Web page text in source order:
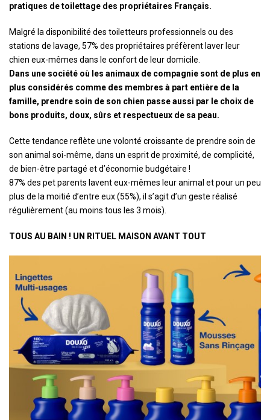
pratiques de toilettage des propriétaires Français.
Malgré la disponibilité des toiletteurs professionnels ou des
stations de lavage, 57% des propriétaires préfèrent laver leur
chien eux-mêmes dans le confort de leur domicile.
Dans une société où les animaux de compagnie sont de plus en
plus considérés comme des membres à part entière de la
famille, prendre soin de son chien passe aussi par le choix de
bons produits, doux, sûrs et respectueux de sa peau.
Cette tendance reflète une volonté croissante de prendre soin de
son animal soi-même, dans un esprit de proximité, de complicité,
de bien-être partagé et d’économie budgétaire !
87% des pet parents lavent eux-mêmes leur animal et pour un peu
plus de la moitié d’entre eux (55%), il s’agit d’un geste réalisé
régulièrement (au moins tous les 3 mois).
TOUS AU BAIN ! UN RITUEL MAISON AVANT TOUT